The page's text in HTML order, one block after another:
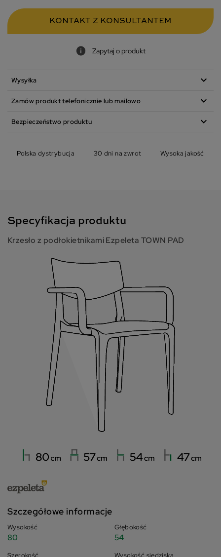
KONTAKT Z KONSULTANTEM
Zapytaj o produkt
Wysyłka expand_more
Zamów produkt telefonicznie lub mailowo expand_more
Bezpieczeństwo produktu expand_more
Polska dystrybucja 30 dni na zwrot Wysoka jakość
Specyfikacja produktu
Krzesło z podłokietnikami Ezpeleta TOWN PAD
Szczegółowe informacje
Wysokość
80
Szerokość
Głębokość
54
Wysokość siedziska